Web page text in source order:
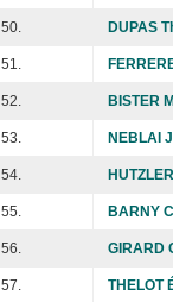
50. DUPAS
51.
52. BISTER
53. NEBLAI
54.
55. BARNY
56. GIRARD
57. THELOT